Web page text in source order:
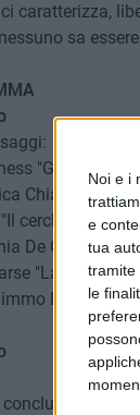
Noi e i
e
tua
tramite
le
caratterizza,
sa
"Grecia
Chiapperini
cerchio magico"
De Carne
"La salute"
De Pinto
della